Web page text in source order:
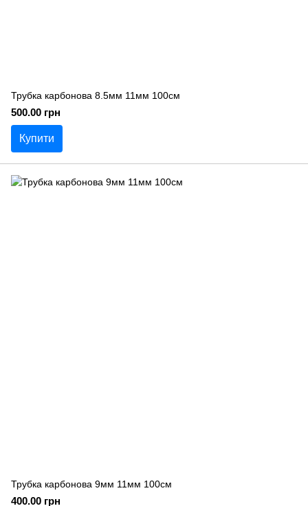
Трубка карбонова 8.5мм 11мм 100см
500.00 грн
Купити
Трубка карбонова 9мм 11мм 100см
400.00 грн